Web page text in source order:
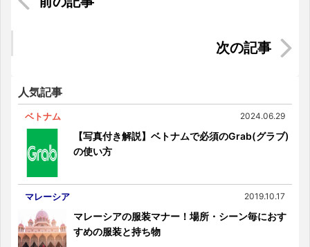
ベトナム世界遺産「ホイアン」のランタン祭りで
【ベトナム病院・産婦人科事情】費用からツッコ
人気記事
ベトナム 2024.06.29
【写真付き解説】ベトナムで必須のGrab(グラブ)
の使い方
マレーシア 2019.10.17
マレーシアの服装マナー！場所・シーン毎におす
すめの服装と持ち物